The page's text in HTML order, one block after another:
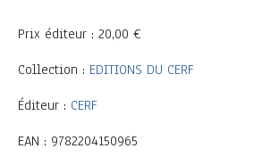
Prix éditeur : 20,00 €
Collection : EDITIONS DU CERF
Éditeur : CERF
EAN : 9782204150965